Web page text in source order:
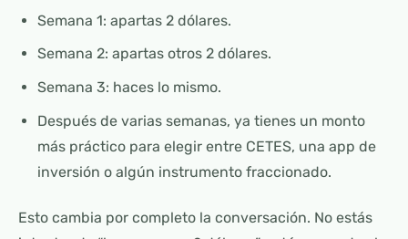
Semana 1: apartas 2 dólares.
Semana 2: apartas otros 2 dólares.
Semana 3: haces lo mismo.
Después de varias semanas, ya tienes un monto
más práctico para elegir entre CETES, una app de
inversión o algún instrumento fraccionado.
Esto cambia por completo la conversación. No estás